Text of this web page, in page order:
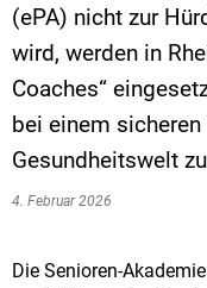
(ePA) nicht zur
wird, werden in
Coaches“
bei einem
Gesundheitswelt
4. Februar 2026
Die Senioren-